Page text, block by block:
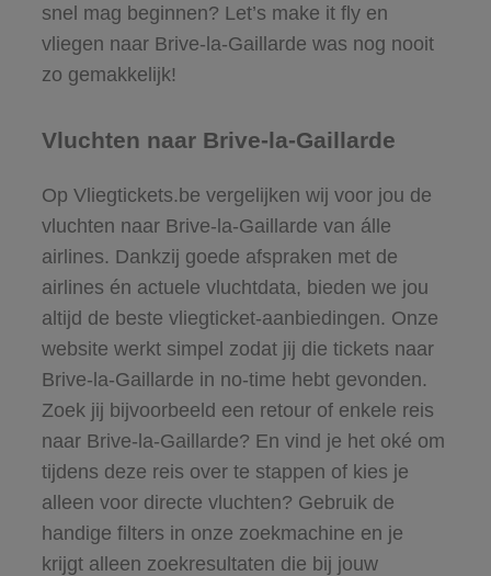
snel mag beginnen? Let’s make it fly en
vliegen naar Brive-la-Gaillarde was nog nooit
zo gemakkelijk!
Vluchten naar Brive-la-Gaillarde
Op Vliegtickets.be vergelijken wij voor jou de
vluchten naar Brive-la-Gaillarde van álle
airlines. Dankzij goede afspraken met de
airlines én actuele vluchtdata, bieden we jou
altijd de beste vliegticket-aanbiedingen. Onze
website werkt simpel zodat jij die tickets naar
Brive-la-Gaillarde in no-time hebt gevonden.
Zoek jij bijvoorbeeld een retour of enkele reis
naar Brive-la-Gaillarde? En vind je het oké om
tijdens deze reis over te stappen of kies je
alleen voor directe vluchten? Gebruik de
handige filters in onze zoekmachine en je
krijgt alleen zoekresultaten die bij jouw